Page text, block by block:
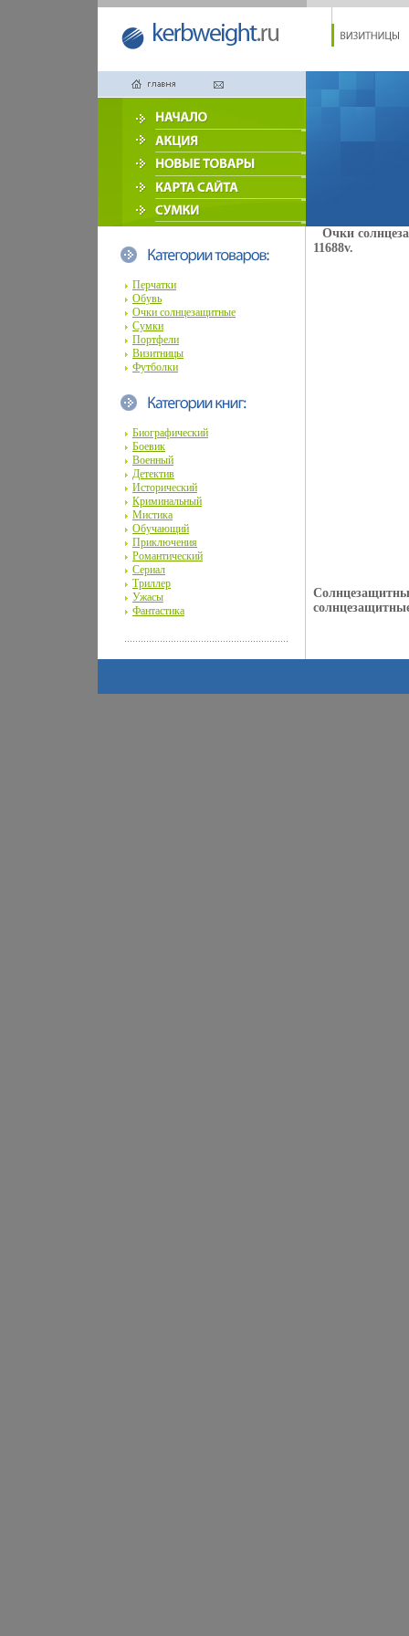
Перчатки
Обувь
Очки солнцезащитные
Сумки
Портфели
Визитницы
Футболки
Очки
11688v.
Биографический
Боевик
Военный
Детектив
Исторический
Криминальный
Мистика
Обучающий
Приключения
Романтический
Сериал
Триллер
Ужасы
Фантастика